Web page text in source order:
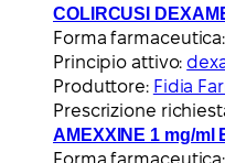
COLIRCUSI
Forma farmaceutica:
Principio attivo:
Produttore: Fidia
Prescrizione
AMEXXINE 1 mg/ml
Forma farmaceutica: